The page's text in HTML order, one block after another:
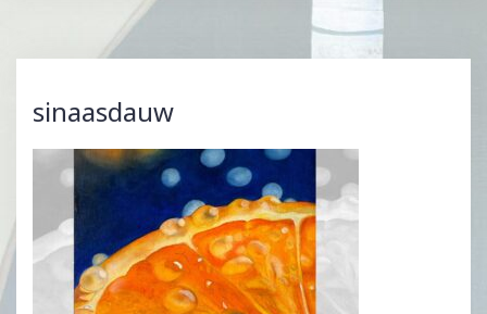
sinaasdauw